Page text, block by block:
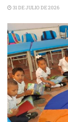
31 DE JULIO DE 2026